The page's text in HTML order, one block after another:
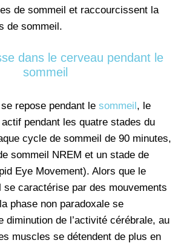
de sommeil et raccourcissent la
de sommeil.
dans le cerveau pendant le
sommeil
repose pendant le sommeil, le
pendant les quatre stades du
cycle de sommeil de 90 minutes,
sommeil NREM et un stade de
Eye Movement). Alors que le
se caractérise par des mouvements
phase non paradoxale se
diminution de l’activité cérébrale, au
muscles se détendent de plus en